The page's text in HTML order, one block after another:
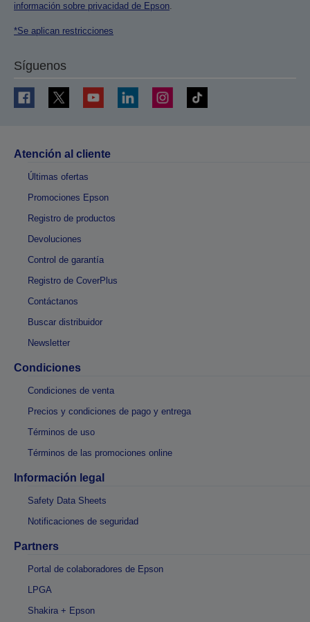
información sobre privacidad de Epson.
*Se aplican restricciones
Síguenos
Atención al cliente
Últimas ofertas
Promociones Epson
Registro de productos
Devoluciones
Control de garantía
Registro de CoverPlus
Contáctanos
Buscar distribuidor
Newsletter
Condiciones
Condiciones de venta
Precios y condiciones de pago y entrega
Términos de uso
Términos de las promociones online
Información legal
Safety Data Sheets
Notificaciones de seguridad
Partners
Portal de colaboradores de Epson
LPGA
Shakira + Epson